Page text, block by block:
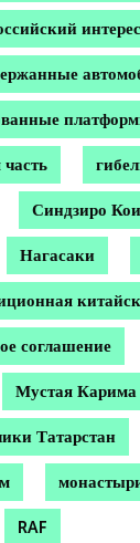
интерес
Синдзиро
Нагасаки
соглашение
Мустая Карима
Татарстан
RAF